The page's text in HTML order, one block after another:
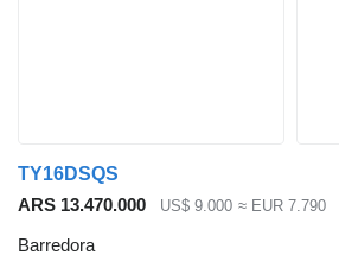
TY16DSQS
ARS 13.470.000
US$ 9.000 ≈ EUR 7.790
Barredora